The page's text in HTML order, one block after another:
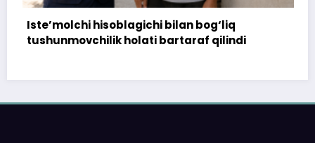
bog‘liq
qilindi
172 million so‘m to‘landi, ammo
topshirilmadi…